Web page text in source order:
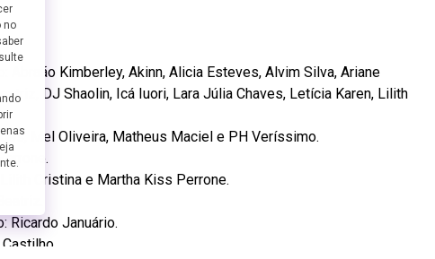
Abraão Kimberley, Akinn, Alicia Esteves, Alvim Silva, Ariane
DJ Shaolin, Icá Iuori, Lara Júlia Chaves, Letícia Karen, Lilith
Mel Oliveira, Matheus Maciel e PH Veríssimo.
Cristina e Martha Kiss Perrone.
Ricardo Januário.
no